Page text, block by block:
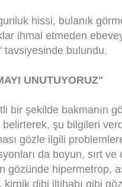
hissi, bulanık
ihmal etmeden
tavsiyesinde bulundu.
UNUTUYORUZ"
bir şekilde bakmanın
şu bilgileri
gözle ilgili
da boyun, sırt ve
gözünde hipermetrop,
kirpik dibi iltihabı gibi